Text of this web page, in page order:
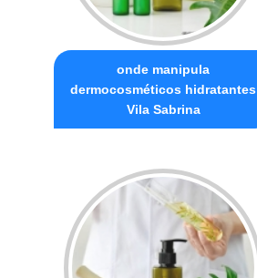
onde manipula
dermocosméticos hidratantes
Vila Sabrina